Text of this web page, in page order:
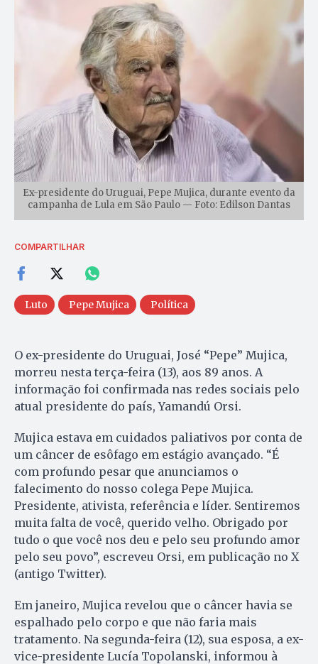
Ex-presidente do Uruguai, Pepe Mujica, durante evento da
campanha de Lula em São Paulo — Foto: Edilson Dantas
COMPARTILHAR
Luto Pepe Mujica Política
O ex-presidente do Uruguai, José “Pepe” Mujica,
morreu nesta terça-feira (13), aos 89 anos. A
informação foi confirmada nas redes sociais pelo
atual presidente do país, Yamandú Orsi.
Mujica estava em cuidados paliativos por conta de
um câncer de esôfago em estágio avançado. “É
com profundo pesar que anunciamos o
falecimento do nosso colega Pepe Mujica.
Presidente, ativista, referência e líder. Sentiremos
muita falta de você, querido velho. Obrigado por
tudo o que você nos deu e pelo seu profundo amor
pelo seu povo”, escreveu Orsi, em publicação no X
(antigo Twitter).
Em janeiro, Mujica revelou que o câncer havia se
espalhado pelo corpo e que não faria mais
tratamento. Na segunda-feira (12), sua esposa, a ex-
vice-presidente Lucía Topolanski, informou à